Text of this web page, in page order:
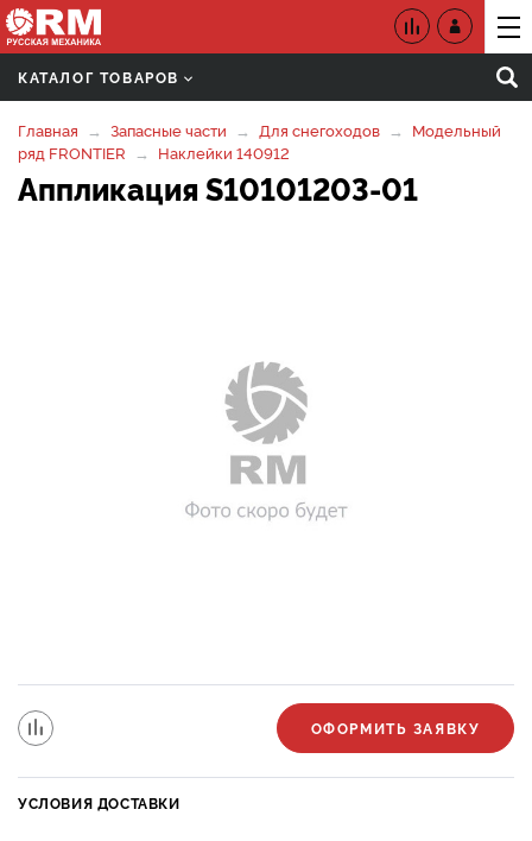
КАТАЛОГ ТОВАРОВ
Главная Запасные части Для снегоходов
Модельный
ряд FRONTIER
Наклейки 140912
Аппликация S10101203-01
ОФОРМИТЬ ЗАЯВКУ
УСЛОВИЯ ДОСТАВКИ